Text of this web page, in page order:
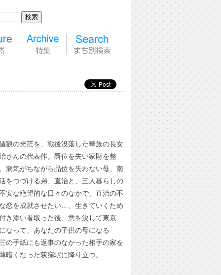
観の光茫を、戦後没落した華族の長女
さんの代表作。爵位を失い家財を整
病気がちながら品位を失わない母、南
をつづける弟、直治と、三人暮らしの
安な絶望的な日々のなかで、直治の不
恋を成就させたい…、生きていくため
き添い看取った後、意を決して東京
なって、あなたの子供の母になる
の手紙にも返事のなかった相手の家を
暗くなった荻窪駅に降り立つ。